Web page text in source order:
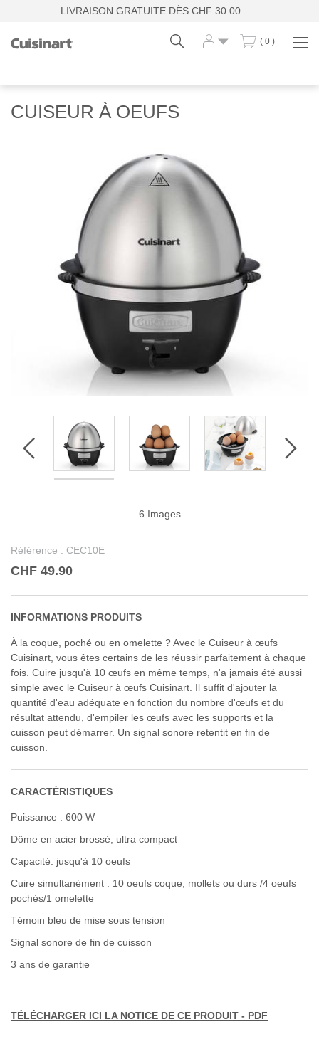
LIVRAISON GRATUITE DÈS CHF 30.00
( 0 )
CUISEUR À OEUFS
6 Images
Référence : CEC10E
CHF 49.90
INFORMATIONS PRODUITS
À la coque, poché ou en omelette ? Avec le Cuiseur à œufs
Cuisinart, vous êtes certains de les réussir parfaitement à chaque
fois. Cuire jusqu'à 10 œufs en même temps, n'a jamais été aussi
simple avec le Cuiseur à œufs Cuisinart. Il suffit d'ajouter la
quantité d'eau adéquate en fonction du nombre d'œufs et du
résultat attendu, d'empiler les œufs avec les supports et la
cuisson peut démarrer. Un signal sonore retentit en fin de
cuisson.
CARACTÉRISTIQUES
Puissance : 600 W
Dôme en acier brossé, ultra compact
Capacité: jusqu'à 10 oeufs
Cuire simultanément : 10 oeufs coque, mollets ou durs /4 oeufs
pochés/1 omelette
Témoin bleu de mise sous tension
Signal sonore de fin de cuisson
3 ans de garantie
TÉLÉCHARGER ICI LA NOTICE DE CE PRODUIT - PDF